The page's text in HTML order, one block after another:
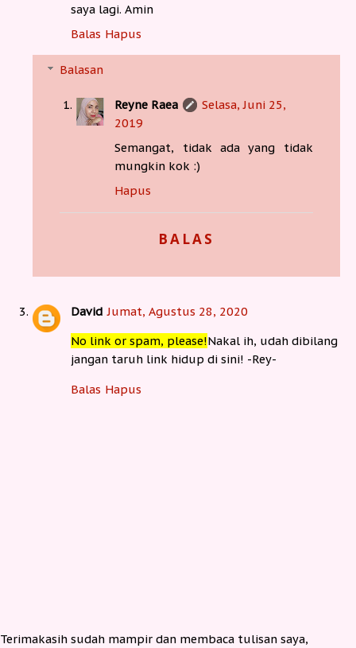
saya lagi. Amin
Balas Hapus
Balasan
Reyne Raea
Selasa, Juni 25,
2019
Semangat, tidak ada yang tidak
mungkin kok :)
Hapus
BALAS
David Jumat, Agustus 28, 2020
No link or spam, please!Nakal ih, udah dibilang
jangan taruh link hidup di sini! -Rey-
Balas Hapus
Terimakasih sudah mampir dan membaca tulisan saya,